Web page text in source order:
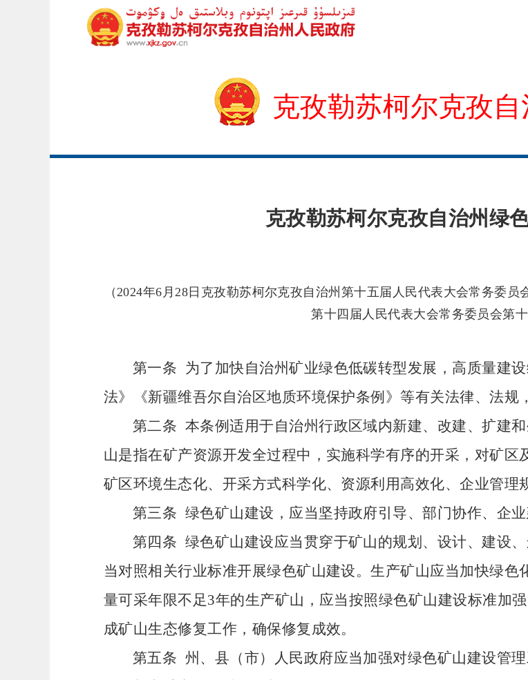
克孜勒苏柯尔克孜
克孜勒苏柯尔克孜自治州绿
（ 2024年6月28日克孜勒苏柯尔克孜自治州第十五届人民代表大会常务委
第十四届人民代表大会常务委员会第十
第一条 为了加快自治州矿业绿色低碳转型发展，高质量建
法》《新疆维吾尔自治区地质环境保护条例》等有关法律、法规
第二条 本条例适用于自治州行政区域内新建、改建、扩建
山是指在矿产资源开发全过程中，实施科学有序的开采，对矿
矿区环境生态化、开采方式科学化、资源利用高效化、企业管理
第三条 绿色矿山建设，应当坚持政府引导、部门协作、企业
第四条 绿色矿山建设应当贯穿于矿山的规划、设计、建设
当对照相关行业标准开展绿色矿山建设。生产矿山应当加快绿
量可采年限不足3年的生产矿山，应当按照绿色矿山建设标准加
成矿山生态修复工作，确保修复成效。
第五条 州、县（市）人民政府应当加强对绿色矿山建设管